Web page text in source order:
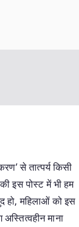
से तात्पर्य किसी
इस पोस्ट में भी हम
हो, महिलाओं को इस
माना